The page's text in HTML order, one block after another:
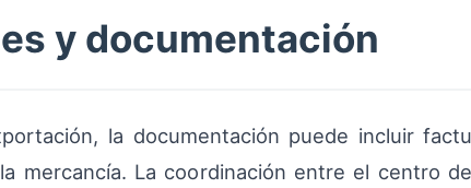
y documentación
la documentación puede incluir
mercancía. La coordinación entre el centro